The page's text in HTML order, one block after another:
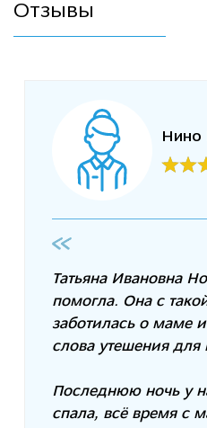
Отзывы
Нино
Татьяна Ивановна
помогла. Она с
заботилась о маме
слова утешения для
Последнюю ночь у
спала, всё время с